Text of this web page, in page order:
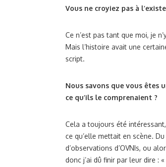
Vous ne croyiez pas à
Ce n’est pas tant que moi, je
Mais l’histoire avait une
script.
Nous savons que vous êtes
ce qu’ils le comprenaient ?
Cela a toujours été
ce qu’elle mettait en scène.
d’observations d’OVNIs, ou
donc j’ai dû finir par leur dire : «